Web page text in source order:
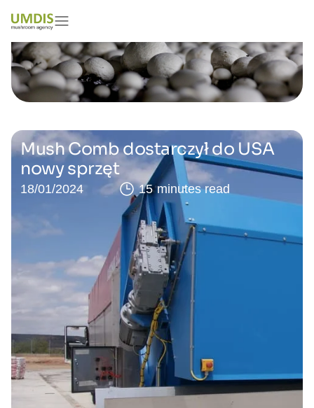
Mush Comb dostarczył do USA
nowy sprzęt
18/01/2024 15 minutes read